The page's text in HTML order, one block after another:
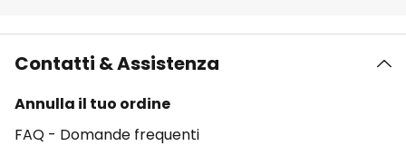
Contatti & Assistenza
Annulla il tuo ordine
FAQ - Domande frequenti